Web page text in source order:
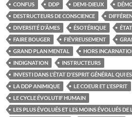
CONFUS DDP DEMI-DIEUX
DESTRUCTEURS DE CONSCIENCE
DIVERSITÉ D'ÂMES
ÉSOTÉRIQUE
FAIRE BOUGER
FIÉVREUSEMENT
GRAND PLAN MENTAL
HORS
INDIGNATION
INSTRUCTEURS
INVESTI DANS L'ÉTAT D'ESPRIT GÉNÉRAL QUI
LA DDP ANIMIQUE
LE COEUR ET L'ESPRIT
LE CYCLE ÉVOLUTIF HUMAIN
LES PLUS ÉVOLUÉS ET LES MOINS ÉVOLUÉS DE